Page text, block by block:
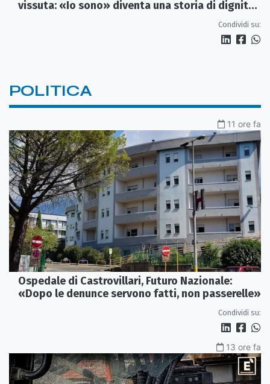
vissuta: «Io sono» diventa una storia di dignità
Condividi su:
POLITICA
11 ore fa
Ospedale di Castrovillari, Futuro Nazionale:
«Dopo le denunce servono fatti, non passerelle»
Condividi su:
13 ore fa